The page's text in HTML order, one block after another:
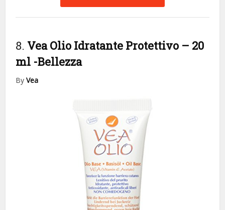
8. Vea Olio Idratante Protettivo – 20
ml -Bellezza
ByVea